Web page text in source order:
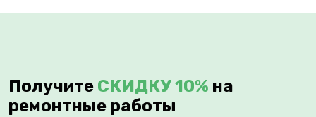
Получите СКИДКУ 10% на
ремонтные работы